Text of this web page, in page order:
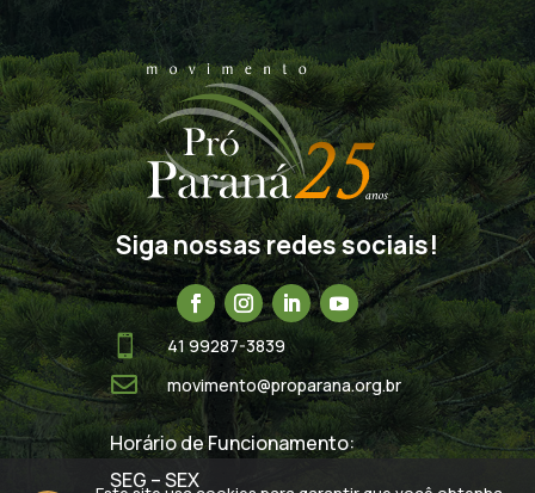
Siga nossas redes sociais!
 41 99287-3839
 movimento@proparana.org.br
Horário de Funcionamento:
SEG – SEX